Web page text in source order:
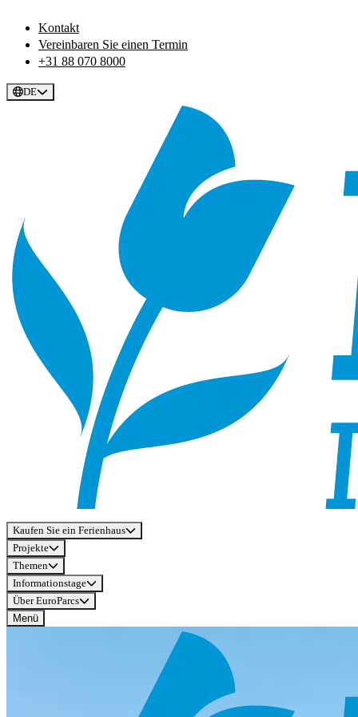
Kontakt
Vereinbaren Sie einen Termin
+31 88 070 8000
DE
Kaufen Sie ein Ferienhaus
Projekte
Themen
Informationstage
Über EuroParcs
Menü